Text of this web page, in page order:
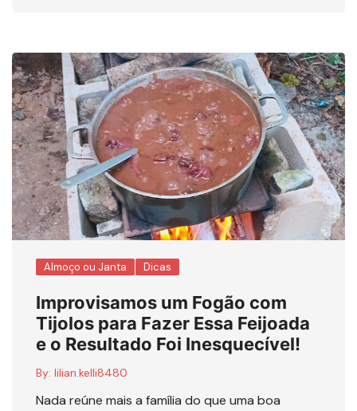
Almoço ou Janta Dicas
Improvisamos um Fogão com
Tijolos para Fazer Essa Feijoada
e o Resultado Foi Inesquecível!
By: lilian.kelli8480
Nada reúne mais a família do que uma boa